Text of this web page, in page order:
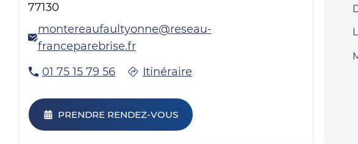
77130
montereaufaultyonne@reseau-
franceparebrise.fr
01 75 15 79 56
Itinéraire
PRENDRE RENDEZ-VOUS